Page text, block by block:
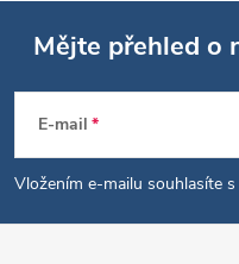
Z
á
p
Mějte přehled o
E-mail
Vložením e-mailu souhlasíte s